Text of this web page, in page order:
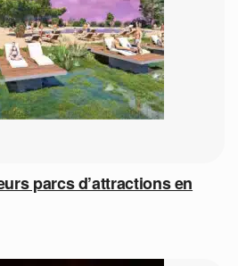
parcs d’attractions en